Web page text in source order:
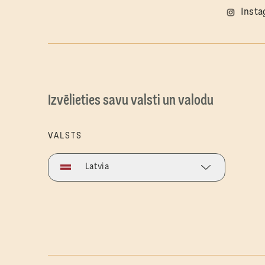
Izvēlieties savu valsti un valodu
VALSTS
Latvia